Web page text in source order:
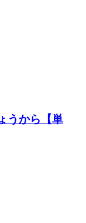
うから【単